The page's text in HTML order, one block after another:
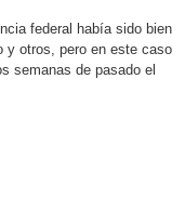
federal había sido bien
y otros, pero en este caso
semanas de pasado el